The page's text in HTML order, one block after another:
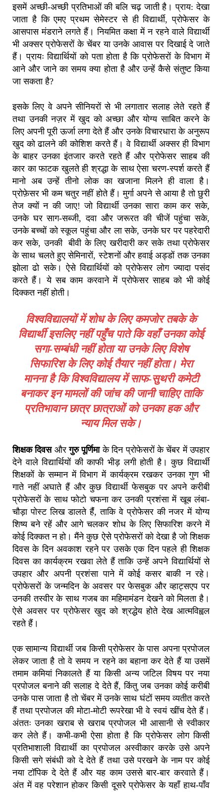
इसमें अच्छी-अच्छी प्रतिभाओं की बलि चढ़ जाती है। प्राय: देखा
जाता है कि एमए प्रथम सेमेस्टर से ही विद्यार्थी, प्रोफेसर के
आसपास मंडराने लगते हैं। नियमित कक्षा में न रहने वाले विद्यार्थी
भी अक्सर प्रोफेसरों के चेंबर या उनके आवास पर दिखाई दे जाते
हैं। प्रायः विद्यार्थियों को पता होता है कि प्रोफेसरों के विभाग में
आने और जाने का समय क्या होता है और उन्हें कैसे संतुष्ट किया
जा सकता है?
इसके लिए वे अपने सीनियरों से भी लगातार सलाह लेते रहते हैं
तथा उनकी नज़र में खुद को अच्छा और योग्य साबित करने के
लिए अपनी पूरी ऊर्जा लगा देते हैं और उनके विचारधारा के अनुरूप
खुद को ढालने की कोशिश करते हैं। वे विद्यार्थी अक्सर ही विभाग
के बाहर उनका इंतजार करते रहते हैं और प्रोफेसर साहब की
कार का फाटक खुलते ही श्रद्धा के साथ ऐसा चरण-स्पर्श करते हैं
मानो अब उन्हें तीनो लोक का खजाना मिलने ही वाला है।
प्रोफ़ेसर भी कम चतुर नहीं होते हैं। मुर्गा अपने से आया है तो छुरी
तेज क्यों न की जाए! जो विद्यार्थी उनका सारा काम कर सके,
उनके घर साग-सब्जी, दवा और जरूरत की चीजें पहुंचा सके,
उनके बच्चों को स्कूल पहुंचा और ला सके, उनके घर पर पहरेदारी
कर सके, उनकी बीवी के लिए खरीदारी कर सके तथा प्रोफेसर
के साथ चलते हुए सेमिनारों, स्टेशनों और हवाई अड्डों तक उनका
झोला ढो सके। ऐसे विद्यार्थियों को प्रोफेसर लोग ज्यादा पसंद
करते हैं। ये सब काम करवाने में प्रोफेसर साहब को भी कोई
दिक्कत नहीं होती।
विश्वविद्यालयों में शोध के लिए कमजोर तबके के
विद्यार्थी इसलिए नहीं पहुँच पाते कि वहाँ उनका कोई
सगा-सम्बंधी नहीं होता या उनके लिए विशेष
सिफारिश के लिए कोई तैयार नहीं होता। मेरा
मानना है कि विश्वविद्यालय में साफ-सुथरी कमेटी
बनाकर इन मामलों की जांच की जानी चाहिए ताकि
प्रतिभावान छात्र छात्राओं को उनका हक और
न्याय मिल सके।
शिक्षक दिवसऔरगुरु पूर्णिमाके दिन प्रोफेसरों के चेंबर में उपहार
देने वाले विद्यार्थियों की काफी भीड़ लगी होती है। कुछ विद्यार्थी
शिक्षकों के सम्मान में विभाग में कार्यक्रम रखकर उनका गुण भी
गाते नहीं अघाते हैं और कुछ विद्यार्थी फेसबुक पर अपने करीबी
प्रोफेसरों के साथ फोटो चफना कर उनकी प्रशंसा में खूब लंबा-
चौड़ा पोस्ट लिख डालते हैंं, ताकि वे प्रोफेसर की नजर में योग्य
शिष्य बने रहें और आगे चलकर शोध के लिए सिफारिश करने में
कोई दिक्कत न हो। मैंने कुछ ऐसे प्रोफेसरों को देखा है जो शिक्षक
दिवस के दिन अवकाश रहने पर उसके एक दिन पहले ही शिक्षक
दिवस का कार्यक्रम रखवा लेते हैं ताकि उन्हें अपने विद्यार्थियों से
उपहार और अपनी प्रशंसा पाने में कोई कसर बाकी न रहे।
प्रोफेसरों के जन्मदिन के अवसर पर फेसबुक और व्हाट्सएप पर
उनकी तस्वीर के साथ गजब का महिमामंडन देखने को मिलता है।
ऐसे अवसर पर प्रोफेसर खुद को श्रद्धेय होते देख आत्मविह्वल
रहते हैं।
एक सामान्य विद्यार्थी जब किसी प्रोफेसर के पास अपना प्रपोजल
लेकर जाता है तो वे समय न रहने का बहाना कर देते हैं या उसमें
तमाम कमियां निकालते हैं या किसी अन्य जटिल विषय पर नया
प्रपोजल बनाने की सलाह दे देते हैं, किंतु जब उनका कोई करीबी
उनके पास जाता है तो चेंबर में उनके साथ घंटों समय व्यतीत करते
हैं तथा प्रपोजल की मोटा-मोटी रूपरेखा भी वे स्वयं खींच देते हैं।
अंततः उनका खराब से खराब प्रपोजल भी आसानी से स्वीकार
कर लेते हैं। कभी-कभी ऐसा होता है कि प्रोफेसर लोग किसी
प्रतिभाशाली विद्यार्थी का प्रपोजल अस्वीकार करके उसे अपने
किसी सगे संबंधी को दे देते हैं तथा उसे परखने के नाम पर कोई
नया टॉपिक दे देते हैं और यह काम उससे बार-बार करवाते हैं‌।
अंत में वह परेशान होकर किसी दूसरे प्रोफेसर के यहाँ हाथ-पाँव